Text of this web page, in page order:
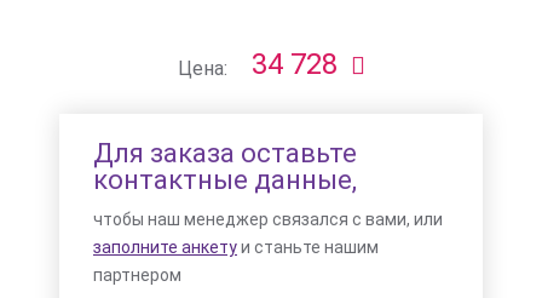
Цена: 34 728
Для заказа оставьте
контактные данные,
чтобы наш менеджер связался с вами, или
заполните анкетуи станьте нашим
партнером